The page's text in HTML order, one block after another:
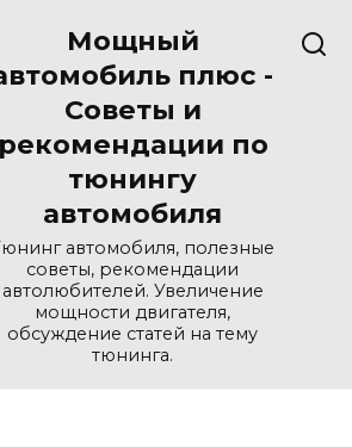
Мощный
плюс -
Советы и
рекомендации по
тюнингу
автомобиля
автомобиля, полезные
советы, рекомендации
автолюбителей. Увеличение
мощности двигателя,
обсуждение статей на тему
тюнинга.